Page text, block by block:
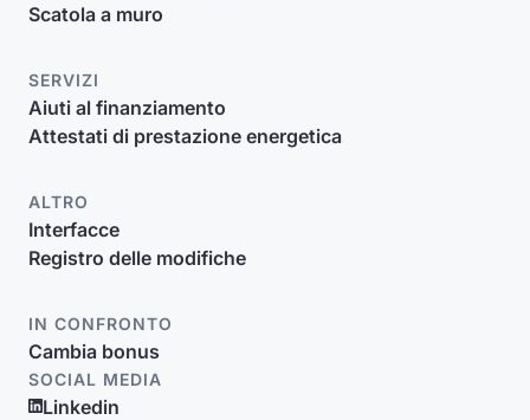
Scatola a muro
SERVIZI
Aiuti al finanziamento
Attestati di prestazione energetica
ALTRO
Interfacce
Registro delle modifiche
IN CONFRONTO
Cambia bonus
SOCIAL MEDIA
Linkedin